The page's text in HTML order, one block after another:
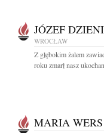
JÓZEF
WROCŁAW
Z głębokim żalem
roku zmarł nasz
MARIA WERS